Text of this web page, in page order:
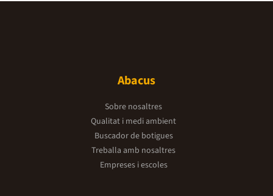
Abacus
Sobre nosaltres
Qualitat i medi ambient
Buscador de botigues
Treballa amb nosaltres
Empreses i escoles